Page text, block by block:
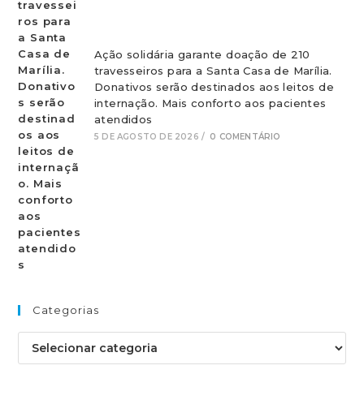
Ação solidária garante doação de 210
travesseiros para a Santa Casa de Marília.
Donativos serão destinados aos leitos de
internação. Mais conforto aos pacientes
atendidos
5 DE AGOSTO DE 2026 / 0 COMENTÁRIO
Categorias